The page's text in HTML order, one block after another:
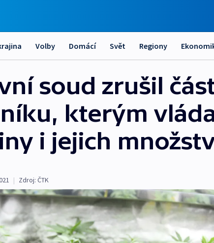
Volby Domácí Svět Regiony
soud zrušil
kterým
i jejich
| Zdroj: ČTK